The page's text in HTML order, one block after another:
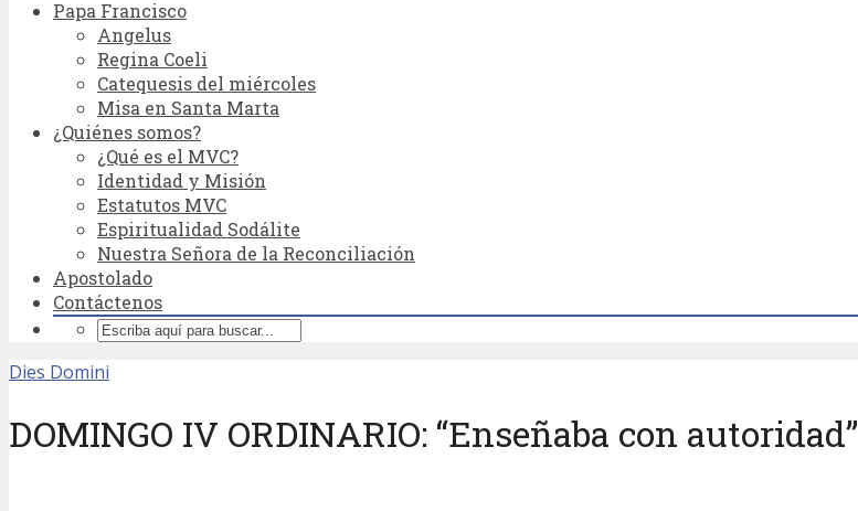
Papa Francisco
Angelus
Regina Coeli
Catequesis del miércoles
Misa en Santa Marta
¿Quiénes somos?
¿Qué es el MVC?
Identidad y Misión
Estatutos MVC
Espiritualidad Sodálite
Nuestra Señora de la Reconciliación
Apostolado
Contáctenos
Dies Domini
DOMINGO IV ORDINARIO: “Enseñaba con autoridad”